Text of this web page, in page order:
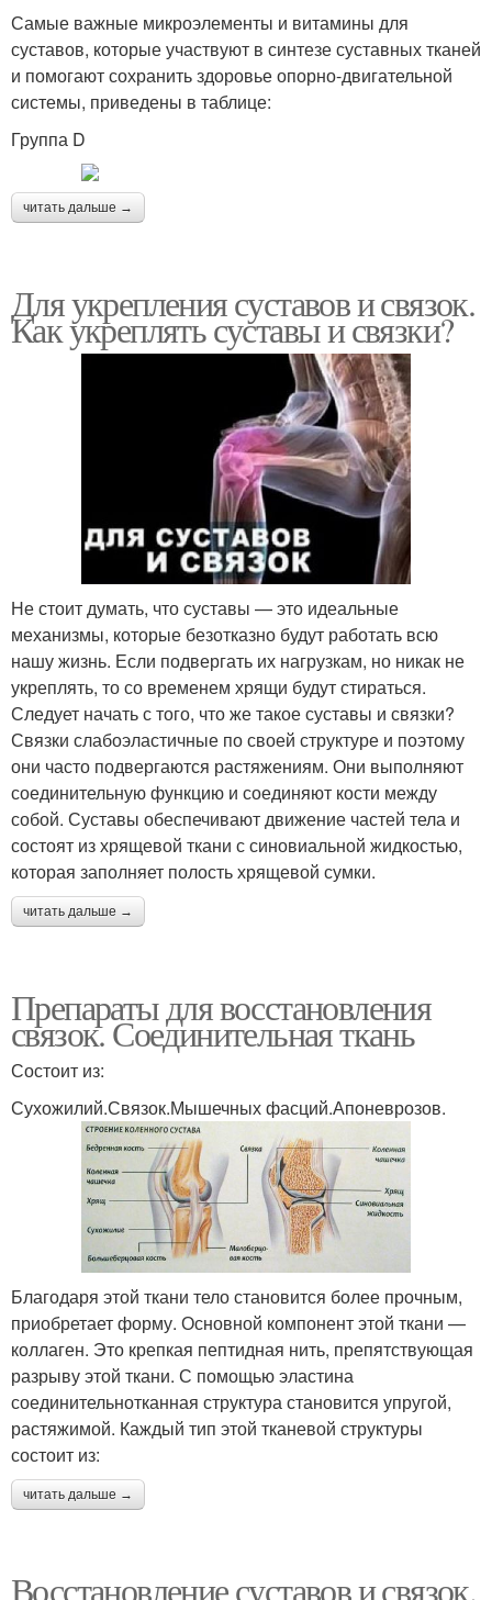
Самые важные микроэлементы и витамины для
суставов, которые участвуют в синтезе суставных тканей
и помогают сохранить здоровье опорно-двигательной
системы, приведены в таблице:
Группа D
читать дальше →
Для укрепления суставов и связок.
Как укреплять суставы и связки?
Не стоит думать, что суставы — это идеальные
механизмы, которые безотказно будут работать всю
нашу жизнь. Если подвергать их нагрузкам, но никак не
укреплять, то со временем хрящи будут стираться.
Следует начать с того, что же такое суставы и связки?
Связки слабоэластичные по своей структуре и поэтому
они часто подвергаются растяжениям. Они выполняют
соединительную функцию и соединяют кости между
собой. Суставы обеспечивают движение частей тела и
состоят из хрящевой ткани с синовиальной жидкостью,
которая заполняет полость хрящевой сумки.
читать дальше →
Препараты для восстановления
связок. Соединительная ткань
Состоит из:
Сухожилий.Связок.Мышечных фасций.Апоневрозов.
Благодаря этой ткани тело становится более прочным,
приобретает форму. Основной компонент этой ткани —
коллаген. Это крепкая пептидная нить, препятствующая
разрыву этой ткани. С помощью эластина
соединительнотканная структура становится упругой,
растяжимой. Каждый тип этой тканевой структуры
состоит из:
читать дальше →
Восстановление суставов и связок.